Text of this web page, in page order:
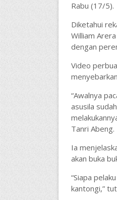
Rabu (17/5).
Diketahui
William
dengan
Video
“Awalnya
asusila
Tanri Abeng.
Ia
akan buka
“Siapa
kantongi,”